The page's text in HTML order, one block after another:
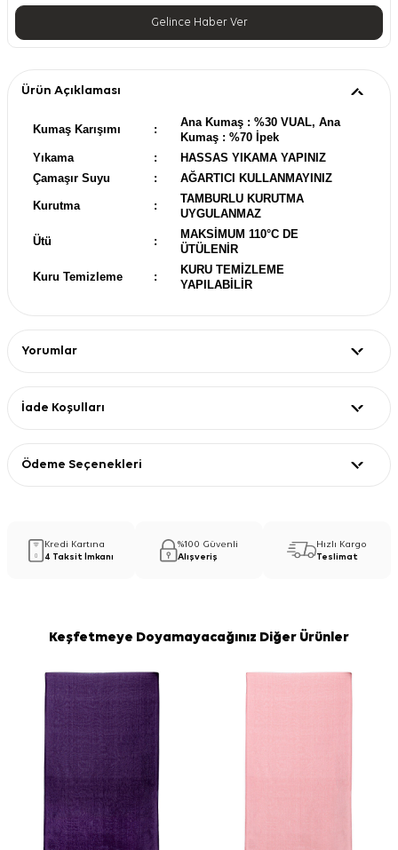
Gelince Haber Ver
Ürün Açıklaması
Kumaş Karışımı :
Ana Kumaş : %30 VUAL, Ana
Kumaş : %70 İpek
Yıkama
:
HASSAS YIKAMA YAPINIZ
Çamaşır Suyu
: AĞARTICI KULLANMAYINIZ
Kurutma :
TAMBURLU KURUTMA
UYGULANMAZ
Ütü :
MAKSİMUM 110°C DE
ÜTÜLENİR
Kuru Temizleme :
KURU TEMİZLEME
YAPILABİLİR
Yorumlar
İade Koşulları
Ödeme Seçenekleri
Kredi Kartına
4 Taksit İmkanı
%100 Güvenli
Alışveriş
Hızlı Kargo
Teslimat
Keşfetmeye Doyamayacağınız Diğer Ürünler